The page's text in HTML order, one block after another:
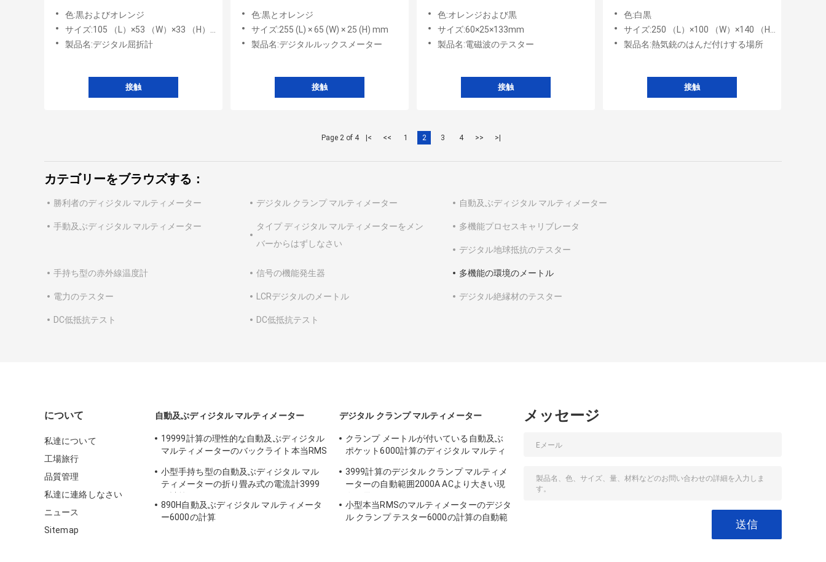
色:黒およびオレンジ
サイズ:105 （L）×53 （W）×33 （H） mm
製品名:デジタル屈折計
接触
ートル
色:黒とオレンジ
サイズ:255 (L) × 65 (W) × 25 (H) mm
製品名:デジタルルックスメーター
接触
色:オレンジおよび黒
サイズ:60×25×133mm
製品名:電磁波のテスター
接触
帯用SMD 2つ
色:白黒
サイズ:250 （L）×100 （W）×140 （H） mm
製品名:熱気銃のはんだ付けする場所
接触
Page 2 of 4 |< << 1 2 3 4 >> >|
カテゴリーをブラウズする：
勝利者のディジタル マルティメーター デジタル クランプ マルティメーター 自動及ぶディジタル マルティメーター
手動及ぶディジタル マルティメーター
タイプ ディジタル マルティメーターをメン
バーからはずしなさい
多機能プロセスキャリブレータ
デジタル地球抵抗のテスター
手持ち型の赤外線温度計 信号の機能発生器 多機能の環境のメートル
電力のテスター LCRデジタルのメートル デジタル絶縁材のテスター
DC低抵抗テスト DC低抵抗テスト
について
私達について
工場旅行
品質管理
私達に連絡しなさい
ニュース
Sitemap
自動及ぶディジタル マルティメーター
19999計算の理性的な自動及ぶディジタル
マルティメーターのバックライト本当RMS
小型手持ち型の自動及ぶディジタル マル
ティメーターの折り畳み式の電流計3999
890H自動及ぶディジタル マルティメータ
ー6000の計算
デジタル クランプ マルティメーター
クランプ メートルが付いている自動及ぶ
ポケット6000計算のディジタル マルティ
3999計算のデジタル クランプ マルティメ
ーターの自動範囲2000A ACより大きい現
小型本当RMSのマルティメーターのデジタ
ル クランプ テスター6000の計算の自動範
メッセージ